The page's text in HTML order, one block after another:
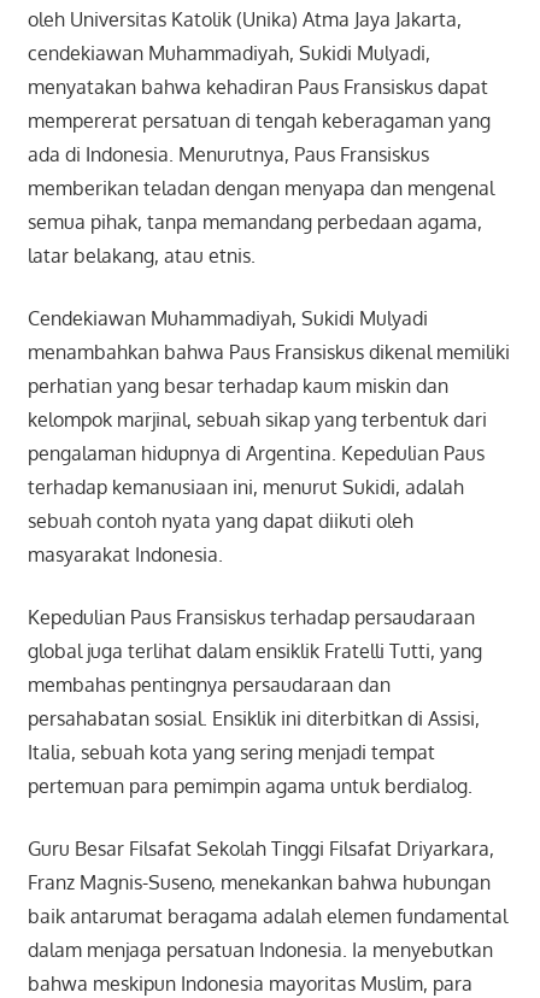
oleh Universitas Katolik (Unika) Atma Jaya Jakarta,
cendekiawan Muhammadiyah, Sukidi Mulyadi,
menyatakan bahwa kehadiran Paus Fransiskus dapat
mempererat persatuan di tengah keberagaman yang
ada di Indonesia. Menurutnya, Paus Fransiskus
memberikan teladan dengan menyapa dan mengenal
semua pihak, tanpa memandang perbedaan agama,
latar belakang, atau etnis.
Cendekiawan Muhammadiyah, Sukidi Mulyadi
menambahkan bahwa Paus Fransiskus dikenal memiliki
perhatian yang besar terhadap kaum miskin dan
kelompok marjinal, sebuah sikap yang terbentuk dari
pengalaman hidupnya di Argentina. Kepedulian Paus
terhadap kemanusiaan ini, menurut Sukidi, adalah
sebuah contoh nyata yang dapat diikuti oleh
masyarakat Indonesia.
Kepedulian Paus Fransiskus terhadap persaudaraan
global juga terlihat dalam ensiklik Fratelli Tutti, yang
membahas pentingnya persaudaraan dan
persahabatan sosial. Ensiklik ini diterbitkan di Assisi,
Italia, sebuah kota yang sering menjadi tempat
pertemuan para pemimpin agama untuk berdialog.
Guru Besar Filsafat Sekolah Tinggi Filsafat Driyarkara,
Franz Magnis-Suseno, menekankan bahwa hubungan
baik antarumat beragama adalah elemen fundamental
dalam menjaga persatuan Indonesia. Ia menyebutkan
bahwa meskipun Indonesia mayoritas Muslim, para